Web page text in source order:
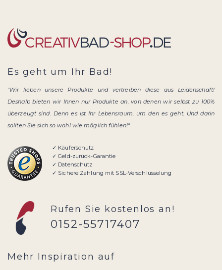
Es geht um Ihr Bad!
"Wir lieben unsere Produkte und vertreiben diese aus Leidenschaft!
Deshalb bieten wir Ihnen nur Produkte an, von denen wir selbst zu 100%
überzeugt sind. Denn es ist Ihr Lebensraum, um den es geht. Und darin
sollten Sie sich so wohl wie möglich fühlen!"
✓ Käuferschutz
✓ Geld-zurück-Garantie
✓ Datenschutz
✓ Sichere Zahlung mit SSL-Verschlüsselung
Rufen Sie kostenlos an!
0152-55717407
Mehr Inspiration auf